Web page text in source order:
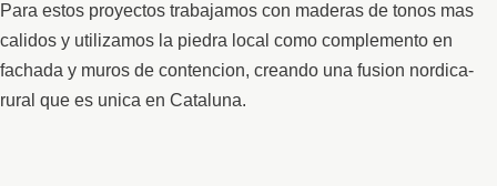
Para estos proyectos trabajamos con maderas de tonos mas
calidos y utilizamos la piedra local como complemento en
fachada y muros de contencion, creando una fusion nordica-
rural que es unica en Cataluna.